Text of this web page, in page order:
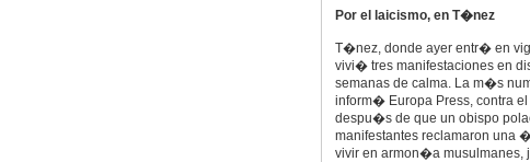
Por el laicismo, en T�nez
T�nez, donde ayer entr� en
vivi� tres manifestaciones en
semanas de calma. La m�s
inform� Europa Press, contra
despu�s de que un obispo
manifestantes reclamaron una
vivir en armon�a musulmanes,